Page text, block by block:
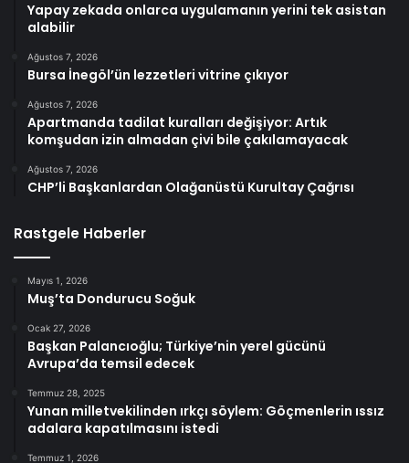
Yapay zekada onlarca uygulamanın yerini tek asistan
alabilir
Ağustos 7, 2026
Bursa İnegöl’ün lezzetleri vitrine çıkıyor
Ağustos 7, 2026
Apartmanda tadilat kuralları değişiyor: Artık
komşudan izin almadan çivi bile çakılamayacak
Ağustos 7, 2026
CHP’li Başkanlardan Olağanüstü Kurultay Çağrısı
Rastgele Haberler
Mayıs 1, 2026
Muş’ta Dondurucu Soğuk
Ocak 27, 2026
Başkan Palancıoğlu; Türkiye’nin yerel gücünü
Avrupa’da temsil edecek
Temmuz 28, 2025
Yunan milletvekilinden ırkçı söylem: Göçmenlerin ıssız
adalara kapatılmasını istedi
Temmuz 1, 2026